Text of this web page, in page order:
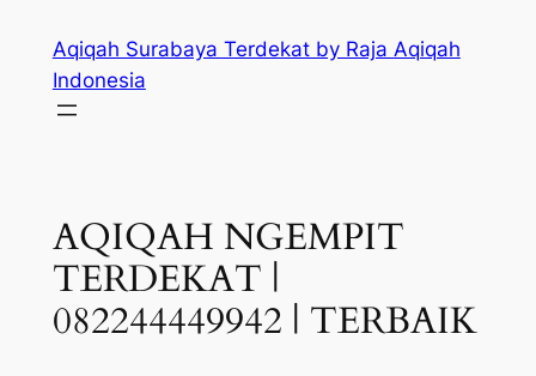
content
Aqiqah Surabaya Terdekat by Raja Aqiqah
Indonesia
AQIQAH NGEMPIT
TERDEKAT |
082244449942 | TERBAIK